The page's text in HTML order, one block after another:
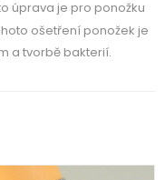
úprava je pro ponožku
ošetření ponožek je
a tvorbě bakterií.